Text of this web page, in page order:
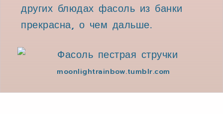
других блюдах фасоль из банки
прекрасна, о чем дальше.
moonlightrainbow.tumblr.com